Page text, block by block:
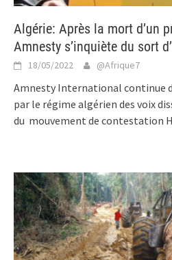
Algérie: Après la mort d’un
Amnesty s’inquiète du sort
18/05/2022 @Afrique7
Amnesty International continue
par le régime algérien des voix
du mouvement de contestation